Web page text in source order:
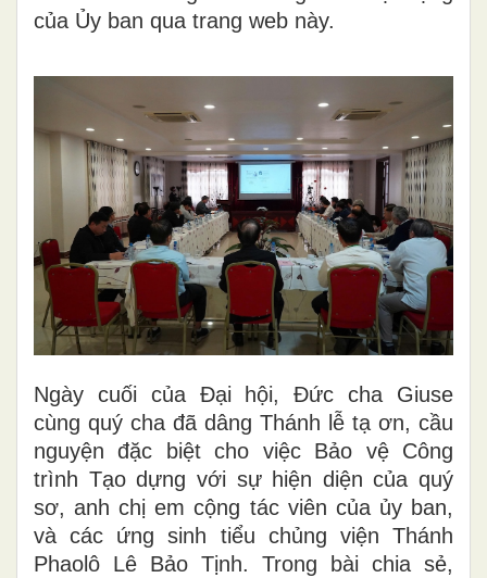
của Ủy ban qua trang web này.
Ngày cuối của Đại hội, Đức cha Giuse
cùng quý cha đã dâng Thánh lễ tạ ơn, cầu
nguyện đặc biệt cho việc Bảo vệ Công
trình Tạo dựng với sự hiện diện của quý
sơ, anh chị em cộng tác viên của ủy ban,
và các ứng sinh tiểu chủng viện Thánh
Phaolô Lê Bảo Tịnh. Trong bài chia sẻ,